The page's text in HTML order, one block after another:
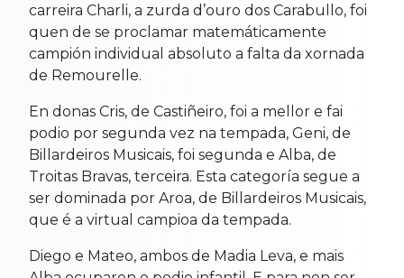
carreira Charli, a zurda d’ouro dos Carabullo, foi
quen de se proclamar matemáticamente
campión individual absoluto a falta da xornada
de Remourelle.
En donas Cris, de Castiñeiro, foi a mellor e fai
podio por segunda vez na tempada, Geni, de
Billardeiros Musicais, foi segunda e Alba, de
Troitas Bravas, terceira. Esta categoría segue a
ser dominada por Aroa, de Billardeiros Musicais,
que é a virtual campioa da tempada.
Diego e Mateo, ambos de Madia Leva, e mais